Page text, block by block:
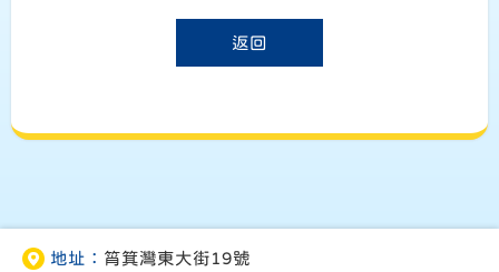
返回
地址： 筲箕灣東大街19號